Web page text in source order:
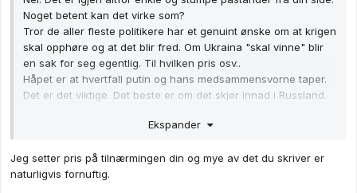
Noget betent kan det virke som?
Tror de aller fleste politikere har et genuint ønske om at krigen
skal opphøre og at det blir fred. Om Ukraina "skal vinne" blir
en sak for seg egentlig. Til hvilken pris osv..
Håpet er at hvertfall putin og hans medsammensvorne taper.
Det er det viktige. Det beste er om det skjer innad i Russland.
Til det siste: Hva er galt med barn? Syns du stigmatiserer barn
enn mange voksne, så der bommer du med poenget ditt.
Sp har jeg befattet meg veldig lite med, og skal ikke mene
Ekspander
Jeg setter pris på tilnærmingen din og mye av det du skriver er
naturligvis fornuftig.